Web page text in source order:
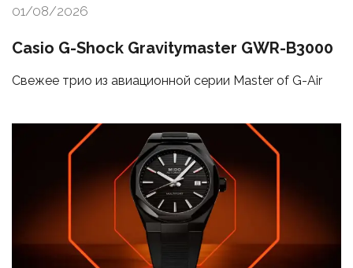
01/08/2026
Casio G-Shock Gravitymaster GWR-B3000
Свежее трио из авиационной серии Master of G-Air